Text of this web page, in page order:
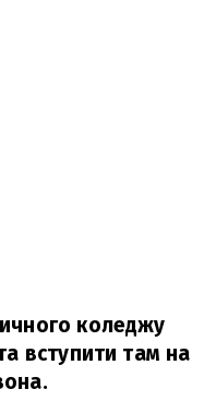
коледжу
вступити там на